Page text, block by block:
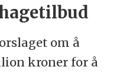
om å
kroner for å